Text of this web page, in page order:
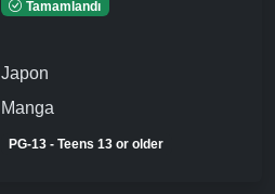
Tamamlandı
Japon
Manga
PG-13 - Teens 13 or older